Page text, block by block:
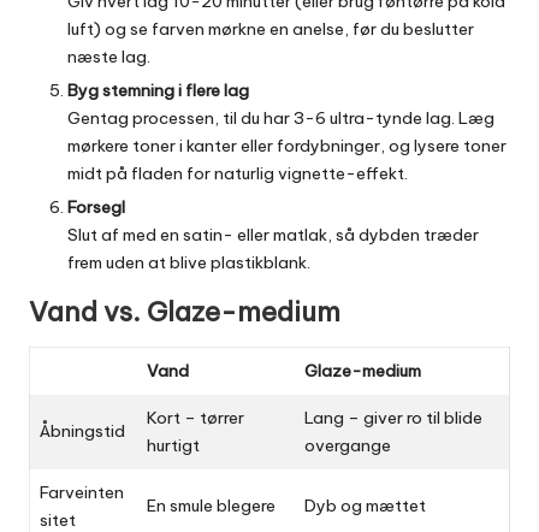
luft) og se farven mørkne en anelse, før du beslutter
næste lag.
Byg stemning i flere lag
Gentag processen, til du har 3-6 ultra-tynde lag. Læg
mørkere toner i kanter eller fordybninger, og lysere toner
midt på fladen for naturlig vignette-effekt.
Forsegl
Slut af med en satin- eller matlak, så dybden træder
frem uden at blive plastikblank.
Vand vs. Glaze-medium
Vand Glaze-medium
Åbningstid
Kort – tørrer
hurtigt
Lang – giver ro til blide
overgange
Farveinten
sitet
En smule blegere Dyb og mættet